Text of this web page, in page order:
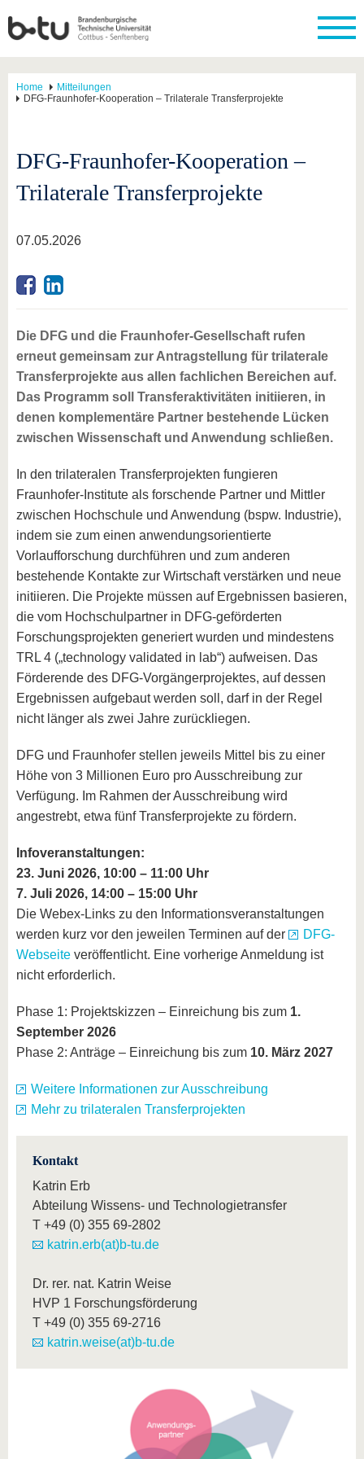
Home
Mitteilungen
DFG-Fraunhofer-Kooperation – Trilaterale Transferprojekte
DFG-Fraunhofer-Kooperation –
Trilaterale Transferprojekte
07.05.2026
Die DFG und die Fraunhofer-Gesellschaft rufen
erneut gemeinsam zur Antragstellung für trilaterale
Transferprojekte aus allen fachlichen Bereichen auf.
Das Programm soll Transferaktivitäten initiieren, in
denen komplementäre Partner bestehende Lücken
zwischen Wissenschaft und Anwendung schließen.
In den trilateralen Transferprojekten fungieren
Fraunhofer-Institute als forschende Partner und Mittler
zwischen Hochschule und Anwendung (bspw. Industrie),
indem sie zum einen anwendungsorientierte
Vorlaufforschung durchführen und zum anderen
bestehende Kontakte zur Wirtschaft verstärken und neue
initiieren. Die Projekte müssen auf Ergebnissen basieren,
die vom Hochschulpartner in DFG-geförderten
Forschungsprojekten generiert wurden und mindestens
TRL 4 („technology validated in lab“) aufweisen. Das
Förderende des DFG-Vorgängerprojektes, auf dessen
Ergebnissen aufgebaut werden soll, darf in der Regel
nicht länger als zwei Jahre zurückliegen.
DFG und Fraunhofer stellen jeweils Mittel bis zu einer
Höhe von 3 Millionen Euro pro Ausschreibung zur
Verfügung. Im Rahmen der Ausschreibung wird
angestrebt, etwa fünf Transferprojekte zu fördern.
Infoveranstaltungen:
23. Juni 2026, 10:00 – 11:00 Uhr
7. Juli 2026, 14:00 – 15:00 Uhr
Die Webex-Links zu den Informationsveranstaltungen
werden kurz vor den jeweilen Terminen auf der
DFG-
Webseite veröffentlicht. Eine vorherige Anmeldung ist
nicht erforderlich.
Phase 1: Projektskizzen – Einreichung bis zum 1.
September 2026
Phase 2: Anträge – Einreichung bis zum 10. März 2027
Weitere Informationen zur Ausschreibung
Mehr zu trilateralen Transferprojekten
Kontakt
Katrin Erb
Abteilung Wissens- und Technologietransfer
T +49 (0) 355 69-2802
katrin.erb(at)b-tu.de
Dr. rer. nat. Katrin Weise
HVP 1 Forschungsförderung
T +49 (0) 355 69-2716
katrin.weise(at)b-tu.de